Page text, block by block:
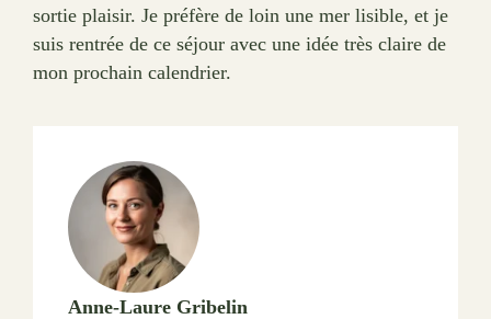
sortie plaisir. Je préfère de loin une mer lisible, et je
suis rentrée de ce séjour avec une idée très claire de
mon prochain calendrier.
Anne-Laure Gribelin